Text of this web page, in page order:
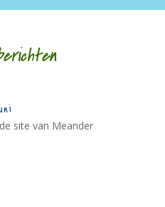
site van Meander